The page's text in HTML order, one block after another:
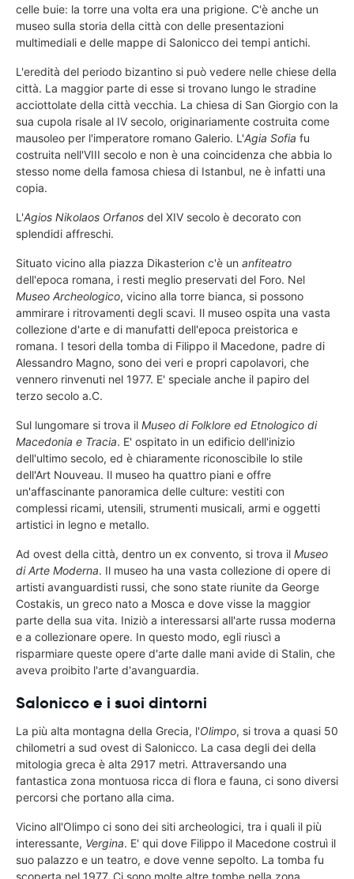
celle buie: la torre una volta era una prigione. C'è anche un
museo sulla storia della città con delle presentazioni
multimediali e delle mappe di Salonicco dei tempi antichi.
L'eredità del periodo bizantino si può vedere nelle chiese della
città. La maggior parte di esse si trovano lungo le stradine
acciottolate della città vecchia. La chiesa di San Giorgio con la
sua cupola risale al IV secolo, originariamente costruita come
mausoleo per l'imperatore romano Galerio. L'Agia Sofia fu
costruita nell'VIII secolo e non è una coincidenza che abbia lo
stesso nome della famosa chiesa di Istanbul, ne è infatti una
copia.
L'Agios Nikolaos Orfanos del XIV secolo è decorato con
splendidi affreschi.
Situato vicino alla piazza Dikasterion c'è un anfiteatro
dell'epoca romana, i resti meglio preservati del Foro. Nel
Museo Archeologico, vicino alla torre bianca, si possono
ammirare i ritrovamenti degli scavi. Il museo ospita una vasta
collezione d'arte e di manufatti dell'epoca preistorica e
romana. I tesori della tomba di Filippo il Macedone, padre di
Alessandro Magno, sono dei veri e propri capolavori, che
vennero rinvenuti nel 1977. E' speciale anche il papiro del
terzo secolo a.C.
Sul lungomare si trova il Museo di Folklore ed Etnologico di
Macedonia e Tracia. E' ospitato in un edificio dell'inizio
dell'ultimo secolo, ed è chiaramente riconoscibile lo stile
dell'Art Nouveau. Il museo ha quattro piani e offre
un'affascinante panoramica delle culture: vestiti con
complessi ricami, utensili, strumenti musicali, armi e oggetti
artistici in legno e metallo.
Ad ovest della città, dentro un ex convento, si trova il Museo
di Arte Moderna. Il museo ha una vasta collezione di opere di
artisti avanguardisti russi, che sono state riunite da George
Costakis, un greco nato a Mosca e dove visse la maggior
parte della sua vita. Iniziò a interessarsi all'arte russa moderna
e a collezionare opere. In questo modo, egli riuscì a
risparmiare queste opere d'arte dalle mani avide di Stalin, che
aveva proibito l'arte d'avanguardia.
Salonicco e i suoi dintorni
La più alta montagna della Grecia, l'Olimpo, si trova a quasi 50
chilometri a sud ovest di Salonicco. La casa degli dei della
mitologia greca è alta 2917 metri. Attraversando una
fantastica zona montuosa ricca di flora e fauna, ci sono diversi
percorsi che portano alla cima.
Vicino all'Olimpo ci sono dei siti archeologici, tra i quali il più
interessante, Vergina. E' qui dove Filippo il Macedone costruì il
suo palazzo e un teatro, e dove venne sepolto. La tomba fu
scoperta nel 1977. Ci sono molte altre tombe nella zona,